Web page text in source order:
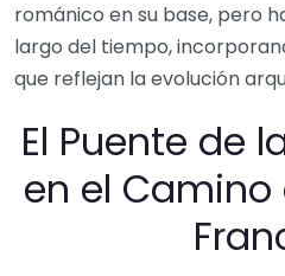
románico en su base, pero
largo del tiempo,
que reflejan la evolución
El Puente de
en el